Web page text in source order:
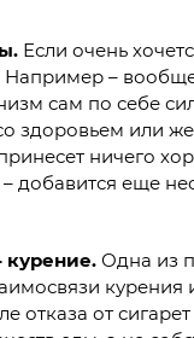
Если очень
Например –
сам по себе
здоровьем или
ничего
добавится еще
курение. Одна из
отказа от